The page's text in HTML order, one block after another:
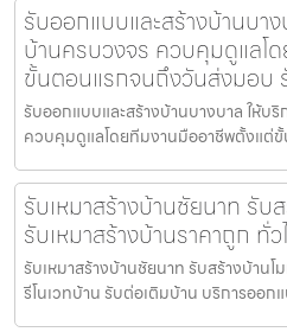
รับออกแบบและสร้างบ้านบา
บ้านครบวงจร ควบคุมดูแลโ
ขั้นตอนแรกจนถึงวันส่งมอบ
รับออกแบบและสร้างบ้านบางบาล ให้บ
ควบคุมดูแลโดยทีมงานมืออาชีพตั้งแต่
รับเหมาสร้างบ้านชัยนาท รั
รับเหมาสร้างบ้านราคาถูก ทั่ว
รับเหมาสร้างบ้านชัยนาท รับสร้างบ้านโ
รีโนเวทบ้าน รับต่อเติมบ้าน บริการออก